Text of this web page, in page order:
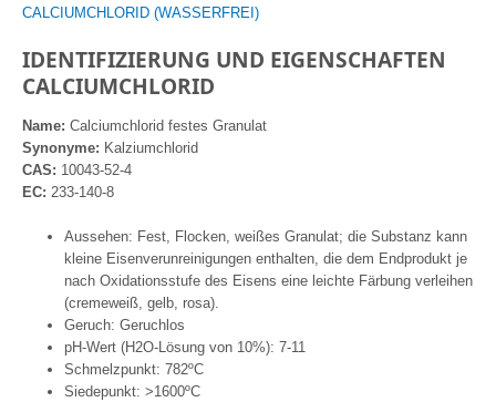
CALCIUMCHLORID (WASSERFREI)
IDENTIFIZIERUNG UND EIGENSCHAFTEN
CALCIUMCHLORID
Name: Calciumchlorid festes Granulat
Synonyme: Kalziumchlorid
CAS: 10043-52-4
EC: 233-140-8
Aussehen: Fest, Flocken, weißes Granulat; die Substanz kann
kleine Eisenverunreinigungen enthalten, die dem Endprodukt je
nach Oxidationsstufe des Eisens eine leichte Färbung verleihen
(cremeweiß, gelb, rosa).
Geruch: Geruchlos
pH-Wert (H2O-Lösung von 10%): 7-11
Schmelzpunkt: 782ºC
Siedepunkt: >1600ºC